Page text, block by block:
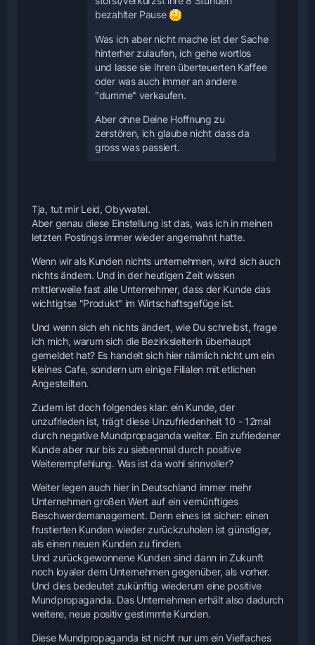
bezahlter Pause
Was ich aber nicht mache ist der Sache
hinterher zulaufen, ich gehe wortlos
und lasse sie ihren überteuerten Kaffee
oder was auch immer an andere
"dumme" verkaufen.
Aber ohne Deine Hoffnung zu
zerstören, ich glaube nicht dass da
gross was passiert.
Tja, tut mir Leid, Obywatel.
Aber genau diese Einstellung ist das, was ich in meinen
letzten Postings immer wieder angemahnt hatte.
Wenn wir als Kunden nichts unternehmen, wird sich auch
nichts ändern. Und in der heutigen Zeit wissen
mittlerweile fast alle Unternehmer, dass der Kunde das
wichtigtse "Produkt" im Wirtschaftsgefüge ist.
Und wenn sich eh nichts ändert, wie Du schreibst, frage
ich mich, warum sich die Bezirksleiterin überhaupt
gemeldet hat? Es handelt sich hier nämlich nicht um ein
kleines Cafe, sondern um einige Filialen mit etlichen
Angestellten.
Zudem ist doch folgendes klar: ein Kunde, der
unzufrieden ist, trägt diese Unzufriedenheit 10 - 12mal
durch negative Mundpropaganda weiter. Ein zufriedener
Kunde aber nur bis zu siebenmal durch positive
Weiterempfehlung. Was ist da wohl sinnvoller?
Weiter legen auch hier in Deutschland immer mehr
Unternehmen großen Wert auf ein vernünftiges
Beschwerdemanagement. Denn eines ist sicher: einen
frustierten Kunden wieder zurückzuholen ist günstiger,
als einen neuen Kunden zu finden.
Und zurückgewonnene Kunden sind dann in Zukunft
noch loyaler dem Unternehmen gegenüber, als vorher.
Und dies bedeutet zukünftig wiederum eine positive
Mundpropaganda. Das Unternehmen erhält also dadurch
weitere, neue positiv gestimmte Kunden.
Diese Mundpropaganda ist nicht nur um ein Vielfaches